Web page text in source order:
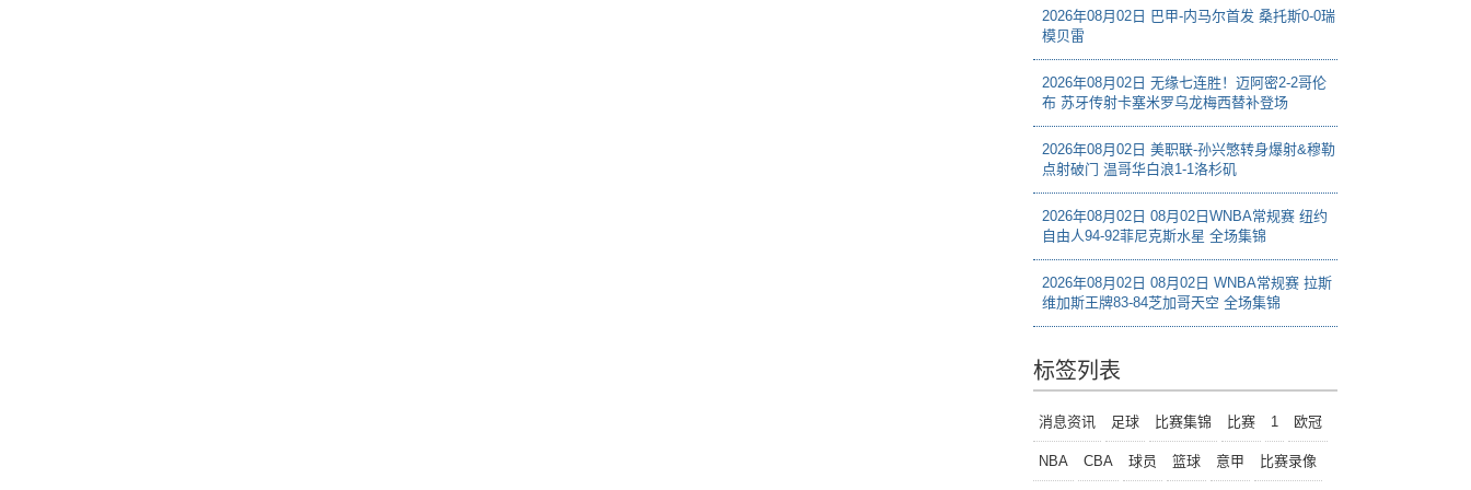
2026年08月02日 巴甲-内马尔首发 桑托斯0-0瑞
模贝雷
2026年08月02日 无缘七连胜！迈阿密2-2哥伦
布 苏牙传射卡塞米罗乌龙梅西替补登场
2026年08月02日 美职联-孙兴慜转身爆射&穆勒
点射破门 温哥华白浪1-1洛杉矶
2026年08月02日 08月02日WNBA常规赛 纽约
自由人94-92菲尼克斯水星 全场集锦
2026年08月02日 08月02日 WNBA常规赛 拉斯
维加斯王牌83-84芝加哥天空 全场集锦
标签列表
消息资讯 足球 比赛集锦 比赛 1 欧冠
NBA CBA 球员 篮球 意甲 比赛录像